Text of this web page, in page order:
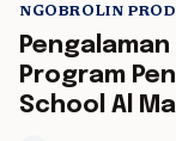
NGOBROLIN
Program
School Al